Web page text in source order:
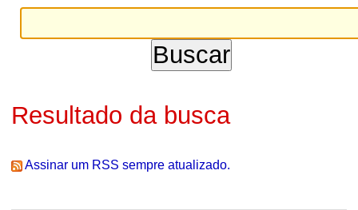
Resultado da busca
Assinar um RSS sempre atualizado.